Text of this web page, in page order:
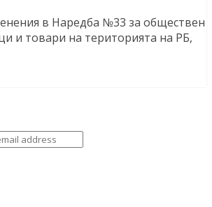
в Наредба №33 за обществен
и товари на територията на РБ,